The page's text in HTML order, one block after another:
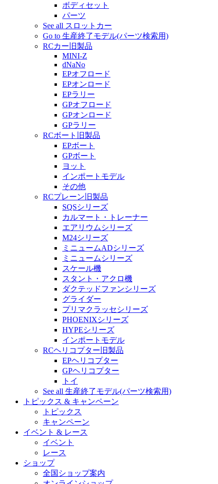
ボディセット
パーツ
See all スロットカー
Go to 生産終了モデル(パーツ検索用)
RCカー旧製品
MINI-Z
dNaNo
EPオフロード
EPオンロード
EPラリー
GPオフロード
GPオンロード
GPラリー
RCボート旧製品
EPボート
GPボート
ヨット
インポートモデル
その他
RCプレーン旧製品
SQSシリーズ
カルマート・トレーナー
エアリウムシリーズ
M24シリーズ
ミニュームADシリーズ
ミニュームシリーズ
スケール機
スタント・アクロ機
ダクテッドファンシリーズ
グライダー
プリマクラッセシリーズ
PHOENIXシリーズ
HYPEシリーズ
インポートモデル
RCヘリコプター旧製品
EPヘリコプター
GPヘリコプター
トイ
See all 生産終了モデル(パーツ検索用)
トピックス & キャンペーン
トピックス
キャンペーン
イベント & レース
イベント
レース
ショップ
全国ショップ案内